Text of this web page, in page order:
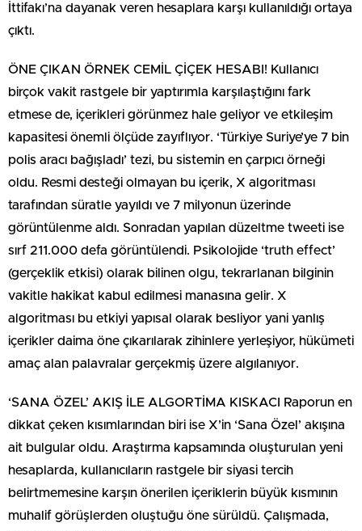
İttifakı’na dayanak veren hesaplara karşı kullanıldığı ortaya
çıktı.
ÖNE ÇIKAN ÖRNEK CEMİL ÇİÇEK HESABI! Kullanıcı
birçok vakit rastgele bir yaptırımla karşılaştığını fark
etmese de, içerikleri görünmez hale geliyor ve etkileşim
kapasitesi önemli ölçüde zayıflıyor. ‘Türkiye Suriye’ye 7 bin
polis aracı bağışladı’ tezi, bu sistemin en çarpıcı örneği
oldu. Resmi desteği olmayan bu içerik, X algoritması
tarafından süratle yayıldı ve 7 milyonun üzerinde
görüntülenme aldı. Sonradan yapılan düzeltme tweeti ise
sırf 211.000 defa görüntülendi. Psikolojide ‘truth effect’
(gerçeklik etkisi) olarak bilinen olgu, tekrarlanan bilginin
vakitle hakikat kabul edilmesi manasına gelir. X
algoritması bu etkiyi yapısal olarak besliyor yani yanlış
içerikler daima öne çıkarılarak zihinlere yerleşiyor, hükümeti
amaç alan palavralar gerçekmiş üzere algılanıyor.
‘SANA ÖZEL’ AKIŞ İLE ALGORTİMA KISKACI Raporun en
dikkat çeken kısımlarından biri ise X’in ‘Sana Özel’ akışına
ait bulgular oldu. Araştırma kapsamında oluşturulan yeni
hesaplarda, kullanıcıların rastgele bir siyasi tercih
belirtmemesine karşın önerilen içeriklerin büyük kısmının
muhalif görüşlerden oluştuğu öne sürüldü. Çalışmada,